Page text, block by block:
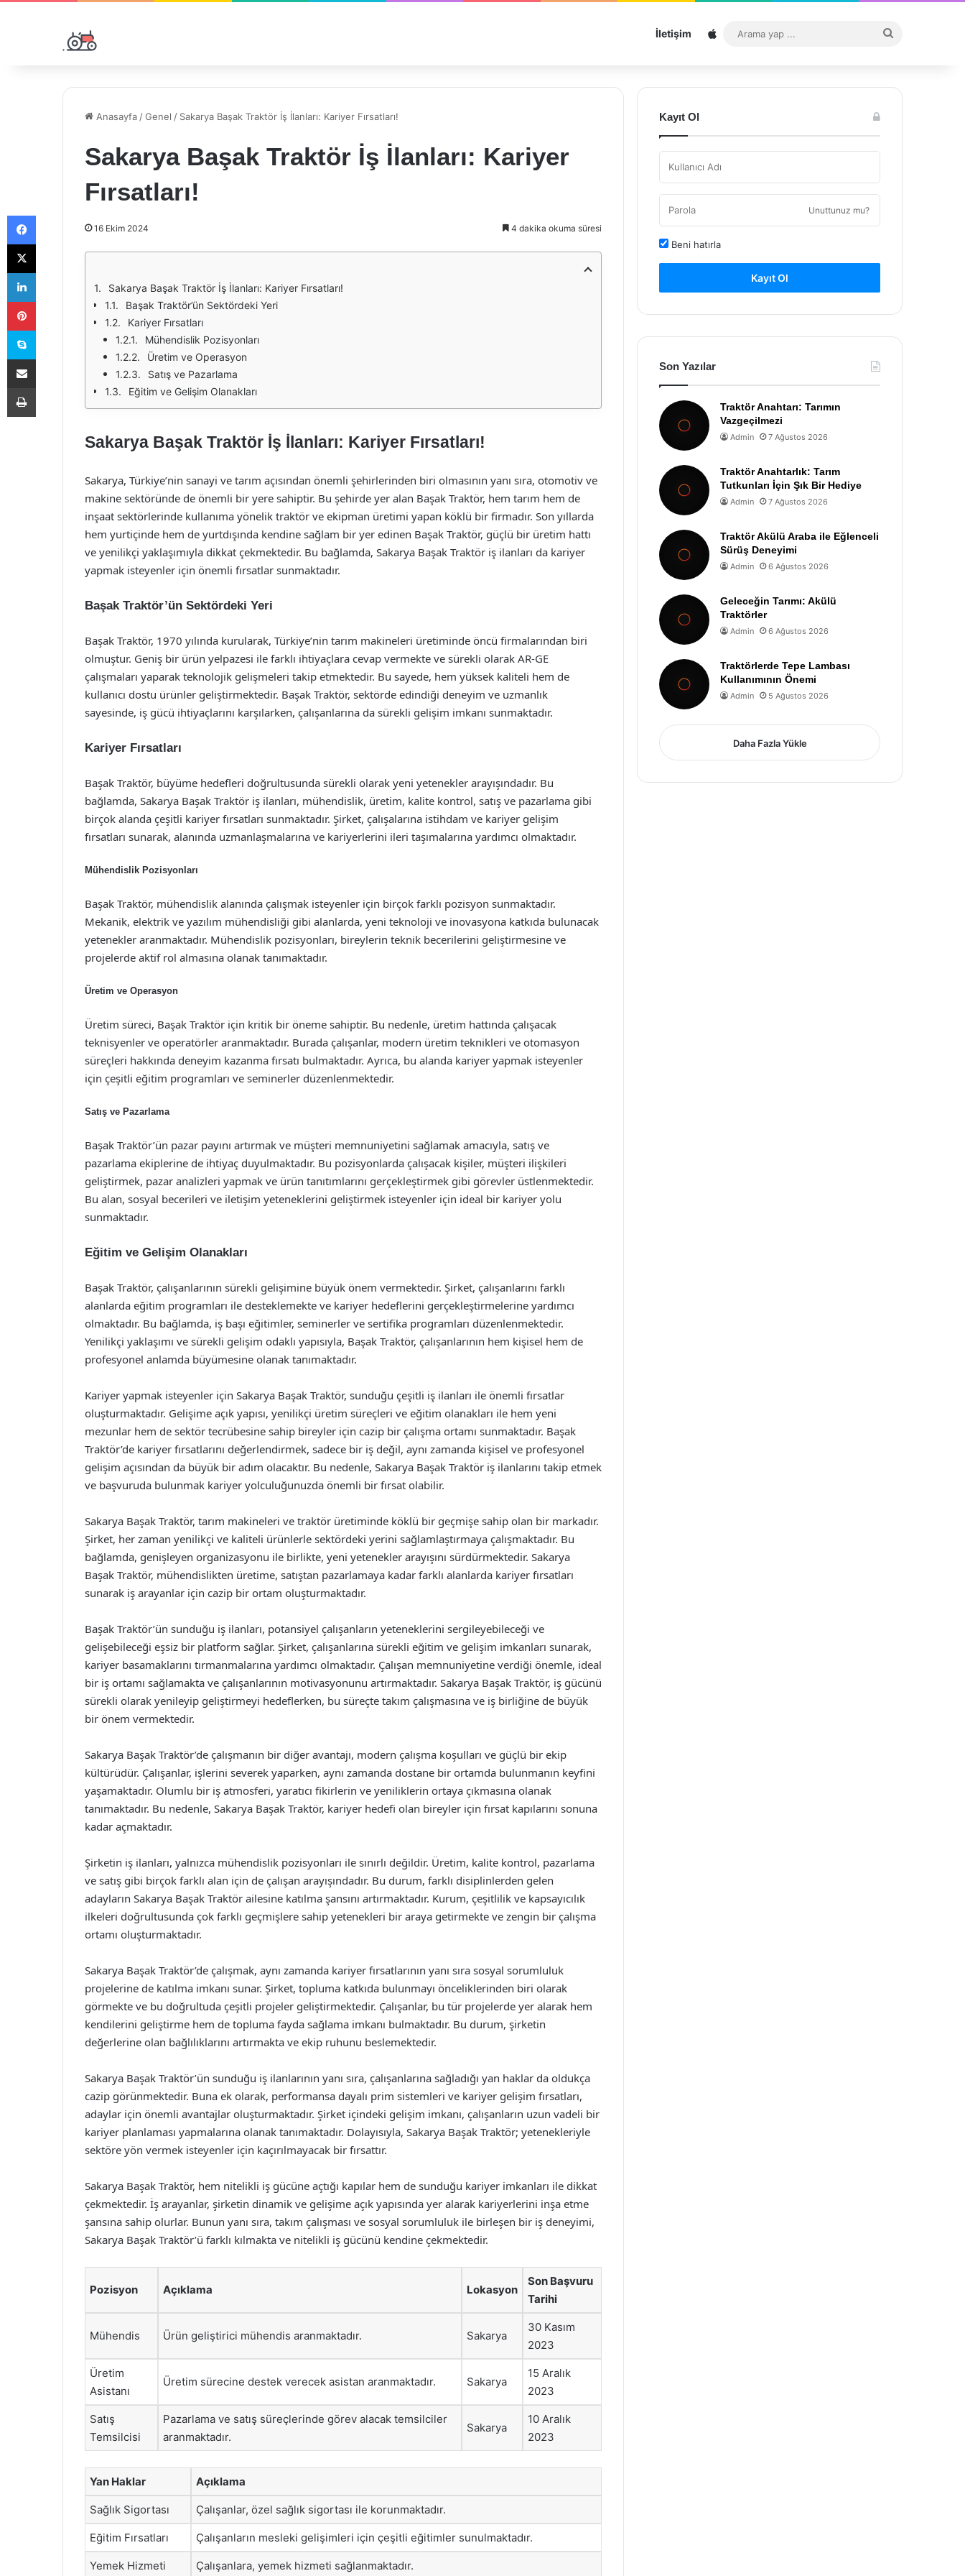
İletişim Sitemap
...
Anasayfa /Genel / Sakarya Başak Traktör İş İlanları: Kariyer Fırsatları!
Sakarya Başak Traktör İş İlanları: Kariyer
Fırsatları!
16 Ekim 2024 4 dakika okuma süresi
Sakarya Başak Traktör İş İlanları: Kariyer Fırsatları!
Başak Traktör’ün Sektördeki Yeri
Kariyer Fırsatları
Mühendislik Pozisyonları
Üretim ve Operasyon
Satış ve Pazarlama
Eğitim ve Gelişim Olanakları
Sakarya Başak Traktör İş İlanları: Kariyer Fırsatları!
Sakarya, Türkiye’nin sanayi ve tarım açısından önemli şehirlerinden biri olmasının yanı sıra, otomotiv ve
makine sektöründe de önemli bir yere sahiptir. Bu şehirde yer alan Başak Traktör, hem tarım hem de
inşaat sektörlerinde kullanıma yönelik traktör ve ekipman üretimi yapan köklü bir firmadır. Son yıllarda
hem yurtiçinde hem de yurtdışında kendine sağlam bir yer edinen Başak Traktör, güçlü bir üretim hattı
ve yenilikçi yaklaşımıyla dikkat çekmektedir. Bu bağlamda, Sakarya Başak Traktör iş ilanları da kariyer
yapmak isteyenler için önemli fırsatlar sunmaktadır.
Başak Traktör’ün Sektördeki Yeri
Başak Traktör, 1970 yılında kurularak, Türkiye’nin tarım makineleri üretiminde öncü firmalarından biri
olmuştur. Geniş bir ürün yelpazesi ile farklı ihtiyaçlara cevap vermekte ve sürekli olarak AR-GE
çalışmaları yaparak teknolojik gelişmeleri takip etmektedir. Bu sayede, hem yüksek kaliteli hem de
kullanıcı dostu ürünler geliştirmektedir. Başak Traktör, sektörde edindiği deneyim ve uzmanlık
sayesinde, iş gücü ihtiyaçlarını karşılarken, çalışanlarına da sürekli gelişim imkanı sunmaktadır.
Kariyer Fırsatları
Başak Traktör, büyüme hedefleri doğrultusunda sürekli olarak yeni yetenekler arayışındadır. Bu
bağlamda, Sakarya Başak Traktör iş ilanları, mühendislik, üretim, kalite kontrol, satış ve pazarlama gibi
birçok alanda çeşitli kariyer fırsatları sunmaktadır. Şirket, çalışalarına istihdam ve kariyer gelişim
fırsatları sunarak, alanında uzmanlaşmalarına ve kariyerlerini ileri taşımalarına yardımcı olmaktadır.
Mühendislik Pozisyonları
Başak Traktör, mühendislik alanında çalışmak isteyenler için birçok farklı pozisyon sunmaktadır.
Mekanik, elektrik ve yazılım mühendisliği gibi alanlarda, yeni teknoloji ve inovasyona katkıda bulunacak
yetenekler aranmaktadır. Mühendislik pozisyonları, bireylerin teknik becerilerini geliştirmesine ve
projelerde aktif rol almasına olanak tanımaktadır.
Üretim ve Operasyon
Üretim süreci, Başak Traktör için kritik bir öneme sahiptir. Bu nedenle, üretim hattında çalışacak
teknisyenler ve operatörler aranmaktadır. Burada çalışanlar, modern üretim teknikleri ve otomasyon
süreçleri hakkında deneyim kazanma fırsatı bulmaktadır. Ayrıca, bu alanda kariyer yapmak isteyenler
için çeşitli eğitim programları ve seminerler düzenlenmektedir.
Satış ve Pazarlama
Başak Traktör’ün pazar payını artırmak ve müşteri memnuniyetini sağlamak amacıyla, satış ve
pazarlama ekiplerine de ihtiyaç duyulmaktadır. Bu pozisyonlarda çalışacak kişiler, müşteri ilişkileri
geliştirmek, pazar analizleri yapmak ve ürün tanıtımlarını gerçekleştirmek gibi görevler üstlenmektedir.
Bu alan, sosyal becerileri ve iletişim yeteneklerini geliştirmek isteyenler için ideal bir kariyer yolu
sunmaktadır.
Eğitim ve Gelişim Olanakları
Başak Traktör, çalışanlarının sürekli gelişimine büyük önem vermektedir. Şirket, çalışanlarını farklı
alanlarda eğitim programları ile desteklemekte ve kariyer hedeflerini gerçekleştirmelerine yardımcı
olmaktadır. Bu bağlamda, iş başı eğitimler, seminerler ve sertifika programları düzenlenmektedir.
Yenilikçi yaklaşımı ve sürekli gelişim odaklı yapısıyla, Başak Traktör, çalışanlarının hem kişisel hem de
profesyonel anlamda büyümesine olanak tanımaktadır.
Kariyer yapmak isteyenler için Sakarya Başak Traktör, sunduğu çeşitli iş ilanları ile önemli fırsatlar
oluşturmaktadır. Gelişime açık yapısı, yenilikçi üretim süreçleri ve eğitim olanakları ile hem yeni
mezunlar hem de sektör tecrübesine sahip bireyler için cazip bir çalışma ortamı sunmaktadır. Başak
Traktör’de kariyer fırsatlarını değerlendirmek, sadece bir iş değil, aynı zamanda kişisel ve profesyonel
gelişim açısından da büyük bir adım olacaktır. Bu nedenle, Sakarya Başak Traktör iş ilanlarını takip etmek
ve başvuruda bulunmak kariyer yolculuğunuzda önemli bir fırsat olabilir.
Sakarya Başak Traktör, tarım makineleri ve traktör üretiminde köklü bir geçmişe sahip olan bir markadır.
Şirket, her zaman yenilikçi ve kaliteli ürünlerle sektördeki yerini sağlamlaştırmaya çalışmaktadır. Bu
bağlamda, genişleyen organizasyonu ile birlikte, yeni yetenekler arayışını sürdürmektedir. Sakarya
Başak Traktör, mühendislikten üretime, satıştan pazarlamaya kadar farklı alanlarda kariyer fırsatları
sunarak iş arayanlar için cazip bir ortam oluşturmaktadır.
Başak Traktör’ün sunduğu iş ilanları, potansiyel çalışanların yeteneklerini sergileyebileceği ve
gelişebileceği eşsiz bir platform sağlar. Şirket, çalışanlarına sürekli eğitim ve gelişim imkanları sunarak,
kariyer basamaklarını tırmanmalarına yardımcı olmaktadır. Çalışan memnuniyetine verdiği önemle, ideal
bir iş ortamı sağlamakta ve çalışanlarının motivasyonunu artırmaktadır. Sakarya Başak Traktör, iş gücünü
sürekli olarak yenileyip geliştirmeyi hedeflerken, bu süreçte takım çalışmasına ve iş birliğine de büyük
bir önem vermektedir.
Sakarya Başak Traktör’de çalışmanın bir diğer avantajı, modern çalışma koşulları ve güçlü bir ekip
kültürüdür. Çalışanlar, işlerini severek yaparken, aynı zamanda dostane bir ortamda bulunmanın keyfini
yaşamaktadır. Olumlu bir iş atmosferi, yaratıcı fikirlerin ve yeniliklerin ortaya çıkmasına olanak
tanımaktadır. Bu nedenle, Sakarya Başak Traktör, kariyer hedefi olan bireyler için fırsat kapılarını sonuna
kadar açmaktadır.
Şirketin iş ilanları, yalnızca mühendislik pozisyonları ile sınırlı değildir. Üretim, kalite kontrol, pazarlama
ve satış gibi birçok farklı alan için de çalışan arayışındadır. Bu durum, farklı disiplinlerden gelen
adayların Sakarya Başak Traktör ailesine katılma şansını artırmaktadır. Kurum, çeşitlilik ve kapsayıcılık
ilkeleri doğrultusunda çok farklı geçmişlere sahip yetenekleri bir araya getirmekte ve zengin bir çalışma
ortamı oluşturmaktadır.
Sakarya Başak Traktör’de çalışmak, aynı zamanda kariyer fırsatlarının yanı sıra sosyal sorumluluk
projelerine de katılma imkanı sunar. Şirket, topluma katkıda bulunmayı önceliklerinden biri olarak
görmekte ve bu doğrultuda çeşitli projeler geliştirmektedir. Çalışanlar, bu tür projelerde yer alarak hem
kendilerini geliştirme hem de topluma fayda sağlama imkanı bulmaktadır. Bu durum, şirketin
değerlerine olan bağlılıklarını artırmakta ve ekip ruhunu beslemektedir.
Sakarya Başak Traktör’ün sunduğu iş ilanlarının yanı sıra, çalışanlarına sağladığı yan haklar da oldukça
cazip görünmektedir. Buna ek olarak, performansa dayalı prim sistemleri ve kariyer gelişim fırsatları,
adaylar için önemli avantajlar oluşturmaktadır. Şirket içindeki gelişim imkanı, çalışanların uzun vadeli bir
kariyer planlaması yapmalarına olanak tanımaktadır. Dolayısıyla, Sakarya Başak Traktör; yetenekleriyle
sektöre yön vermek isteyenler için kaçırılmayacak bir fırsattır.
Sakarya Başak Traktör, hem nitelikli iş gücüne açtığı kapılar hem de sunduğu kariyer imkanları ile dikkat
çekmektedir. İş arayanlar, şirketin dinamik ve gelişime açık yapısında yer alarak kariyerlerini inşa etme
şansına sahip olurlar. Bunun yanı sıra, takım çalışması ve sosyal sorumluluk ile birleşen bir iş deneyimi,
Sakarya Başak Traktör’ü farklı kılmakta ve nitelikli iş gücünü kendine çekmektedir.
Pozisyon Açıklama Lokasyon
Son Başvuru
Tarihi
Mühendis Ürün geliştirici mühendis aranmaktadır. Sakarya
30 Kasım
2023
Üretim
Asistanı
Üretim sürecine destek verecek asistan aranmaktadır. Sakarya
15 Aralık
2023
Satış
Temsilcisi
Pazarlama ve satış süreçlerinde görev alacak temsilciler
aranmaktadır.
Sakarya
10 Aralık
2023
Yan Haklar Açıklama
Sağlık Sigortası Çalışanlar, özel sağlık sigortası ile korunmaktadır.
Eğitim Fırsatları Çalışanların mesleki gelişimleri için çeşitli eğitimler sunulmaktadır.
Yemek Hizmeti Çalışanlara, yemek hizmeti sağlanmaktadır.
Kayıt Ol
Unuttunuz mu?
Beni hatırla
Kayıt Ol
Son Yazılar
Traktör Anahtarı: Tarımın
Vazgeçilmezi
Admin 7 Ağustos 2026
Traktör Anahtarlık: Tarım
Tutkunları İçin Şık Bir Hediye
Admin 7 Ağustos 2026
Traktör Akülü Araba ile Eğlenceli
Sürüş Deneyimi
Admin 6 Ağustos 2026
Geleceğin Tarımı: Akülü
Traktörler
Admin 6 Ağustos 2026
Traktörlerde Tepe Lambası
Kullanımının Önemi
Admin 5 Ağustos 2026
Daha Fazla Yükle
Facebook
X
LinkedIn
Pinterest
Skype
E-Posta ile paylaş